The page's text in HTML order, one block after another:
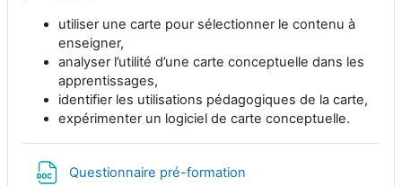
utiliser une carte pour sélectionner le contenu à
enseigner,
analyser l’utilité d’une carte conceptuelle dans les
apprentissages,
identifier les utilisations pédagogiques de la carte,
expérimenter un logiciel de carte conceptuelle.
Questionnaire pré-formation